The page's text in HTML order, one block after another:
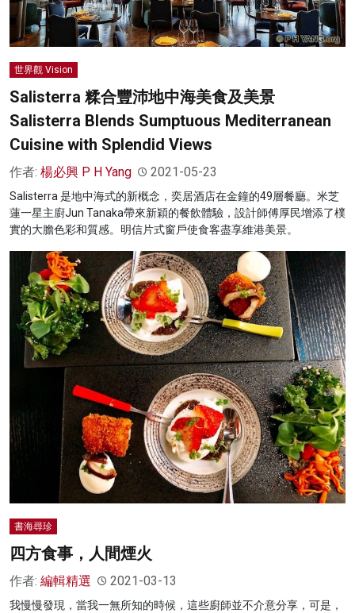
世界觀 Vision
Salisterra 糅合豐沛地中海美食及美景
Salisterra Blends Sumptuous Mediterranean
Cuisine with Splendid Views
作者: 楊必興 P H Yang 2021-05-23
Salisterra 是地中海式的新概念，奕居酒店在金鐘的49層餐廳。米芝
蓮一星主廚Jun Tanaka帶來新穎的餐飲體驗，設計師傅厚民增添了樸
實的大膽色彩和質感。明信片式窗戶使食客盡享維港美景。
書海尋珍
四方食事，人間煙火
作者: 編輯精選 2021-03-13
我慢慢發現，當我一無所知的時候，這些廚師並不介意分享，可是，